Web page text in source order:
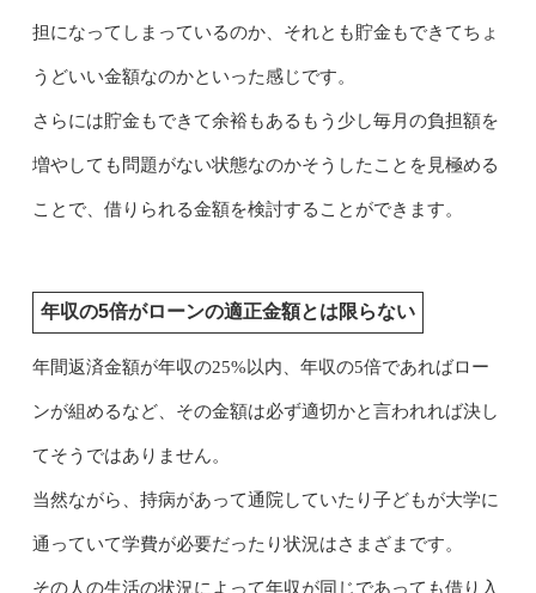
担になってしまっているのか、それとも貯金もできてちょ
うどいい金額なのかといった感じです。
さらには貯金もできて余裕もあるもう少し毎月の負担額を
増やしても問題がない状態なのかそうしたことを見極める
ことで、借りられる金額を検討することができます。
年収の5倍がローンの適正金額とは限らない
年間返済金額が年収の25%以内、年収の5倍であればロー
ンが組めるなど、その金額は必ず適切かと言われれば決し
てそうではありません。
当然ながら、持病があって通院していたり子どもが大学に
通っていて学費が必要だったり状況はさまざまです。
その人の生活の状況によって年収が同じであっても借り入